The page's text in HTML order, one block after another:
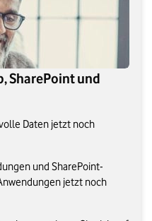
SharePoint und
Daten jetzt noch
und SharePoint-
jetzt noch